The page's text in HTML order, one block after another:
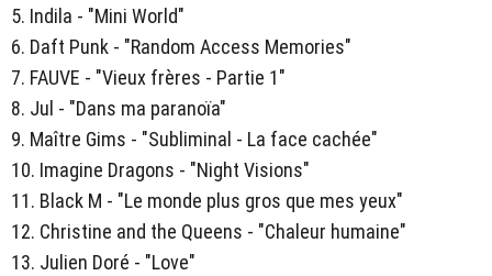
5. Indila - "Mini World"
6. Daft Punk - "Random Access Memories"
7. FAUVE - "Vieux frères - Partie 1"
8. Jul - "Dans ma paranoïa"
9. Maître Gims - "Subliminal - La face cachée"
10. Imagine Dragons - "Night Visions"
11. Black M - "Le monde plus gros que mes yeux"
12. Christine and the Queens - "Chaleur humaine"
13. Julien Doré - "Love"